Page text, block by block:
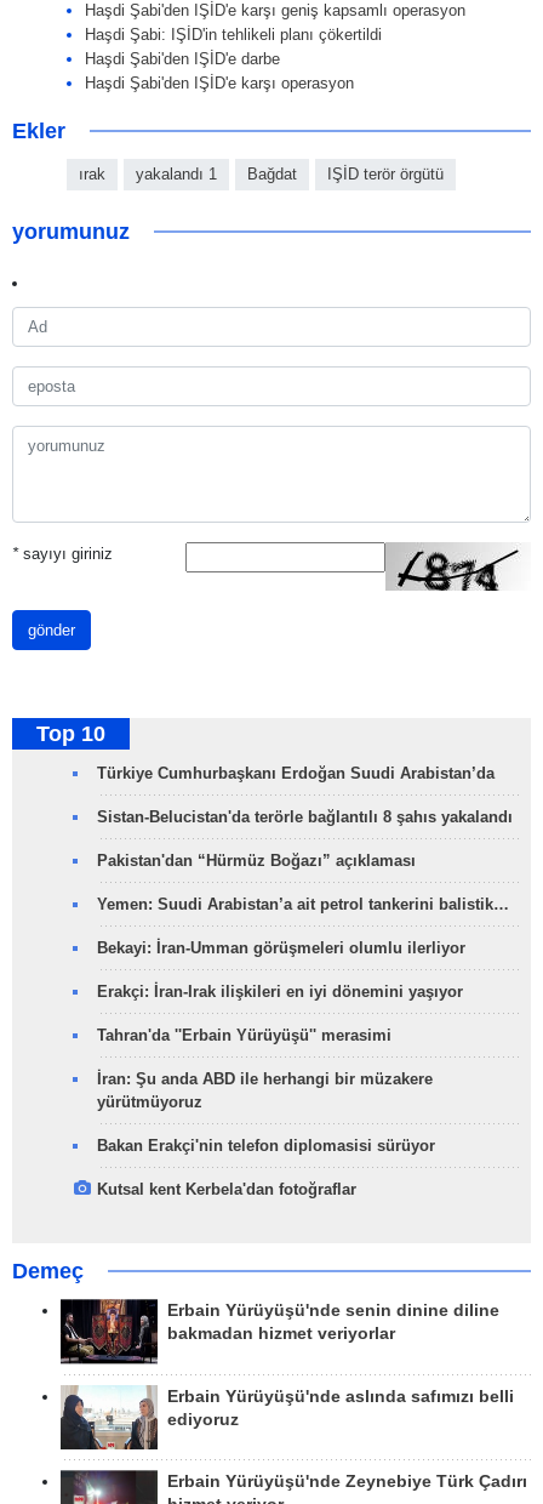
Haşdi Şabi'den IŞİD'e karşı geniş kapsamlı operasyon
Haşdi Şabi: IŞİD'in tehlikeli planı çökertildi
Haşdi Şabi'den IŞİD'e darbe
Haşdi Şabi'den IŞİD'e karşı operasyon
Ekler
ırak yakalandı 1 Bağdat IŞİD terör örgütü
yorumunuz
*sayıyı giriniz
gönder
Top 10
Türkiye Cumhurbaşkanı Erdoğan Suudi Arabistan’da
Sistan-Belucistan'da terörle bağlantılı 8 şahıs yakalandı
Pakistan'dan “Hürmüz Boğazı” açıklaması
Yemen: Suudi Arabistan’a ait petrol tankerini balistik…
Bekayi: İran-Umman görüşmeleri olumlu ilerliyor
Erakçi: İran-Irak ilişkileri en iyi dönemini yaşıyor
Tahran'da ''Erbain Yürüyüşü'' merasimi
İran: Şu anda ABD ile herhangi bir müzakere
yürütmüyoruz
Bakan Erakçi'nin telefon diplomasisi sürüyor
Kutsal kent Kerbela'dan fotoğraflar
Demeç
Erbain Yürüyüşü'nde senin dinine diline
bakmadan hizmet veriyorlar
Erbain Yürüyüşü'nde aslında safımızı belli
ediyoruz
Erbain Yürüyüşü'nde Zeynebiye Türk Çadırı